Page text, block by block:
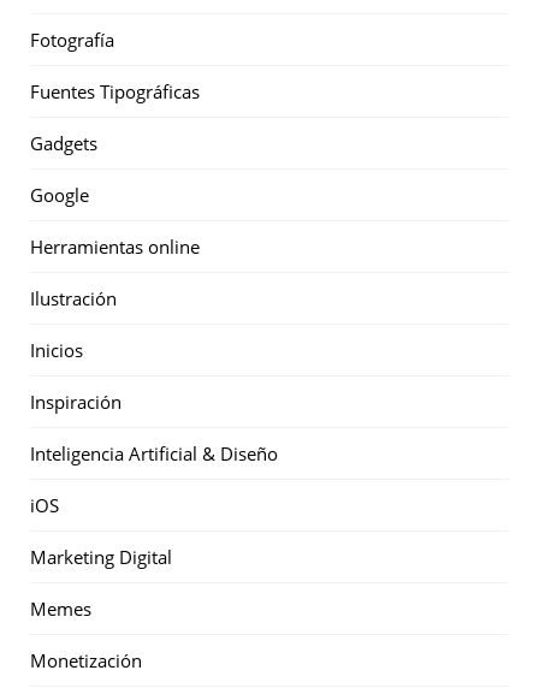
Fotografía
Fuentes Tipográficas
Gadgets
Google
Herramientas online
Ilustración
Inicios
Inspiración
Inteligencia Artificial & Diseño
iOS
Marketing Digital
Memes
Monetización